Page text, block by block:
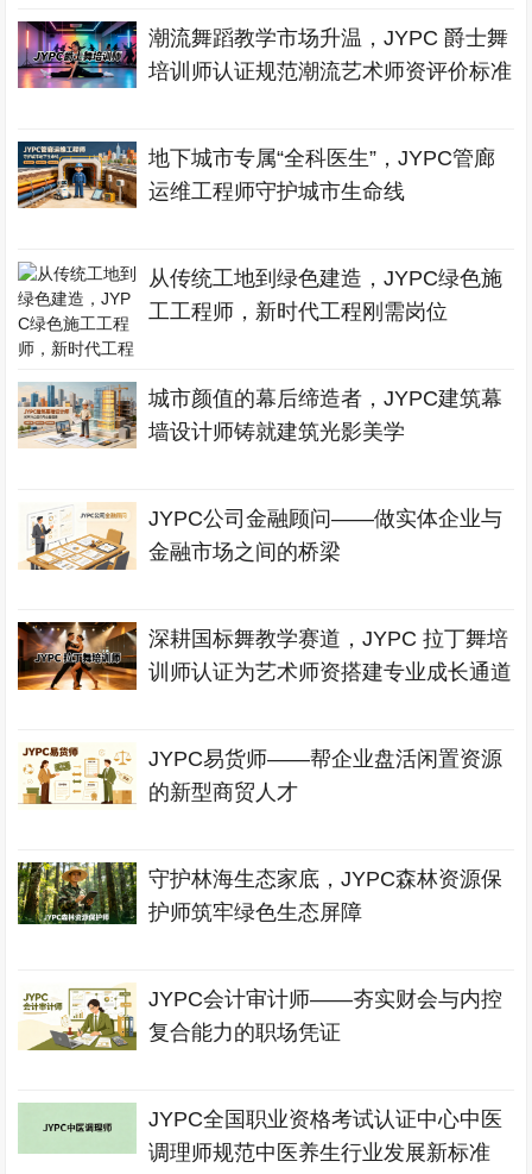
潮流舞蹈教学市场升温，JYPC 爵士舞
培训师认证规范潮流艺术师资评价标准
地下城市专属“全科医生”，JYPC管廊
运维工程师守护城市生命线
从传统工地到绿色建造，JYPC绿色施
工工程师，新时代工程刚需岗位
城市颜值的幕后缔造者，JYPC建筑幕
墙设计师铸就建筑光影美学
JYPC公司金融顾问——做实体企业与
金融市场之间的桥梁
深耕国标舞教学赛道，JYPC 拉丁舞培
训师认证为艺术师资搭建专业成长通道
JYPC易货师——帮企业盘活闲置资源
的新型商贸人才
守护林海生态家底，JYPC森林资源保
护师筑牢绿色生态屏障
JYPC会计审计师——夯实财会与内控
复合能力的职场凭证
JYPC全国职业资格考试认证中心中医
调理师规范中医养生行业发展新标准